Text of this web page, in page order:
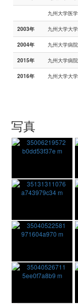
九州大学医
2003年 九州大学大
2004年 九州大学病
2015年 九州大学病
2016年 九州大学大
写真